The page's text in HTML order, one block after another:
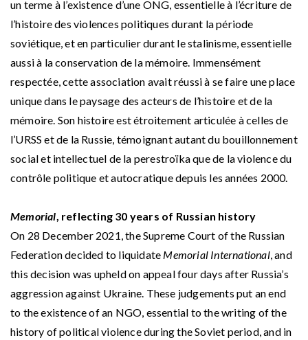
un terme à l’existence d’une ONG, essentielle à l’écriture de
l’histoire des violences politiques durant la période
soviétique, et en particulier durant le stalinisme, essentielle
aussi à la conservation de la mémoire. Immensément
respectée, cette association avait réussi à se faire une place
unique dans le paysage des acteurs de l’histoire et de la
mémoire. Son histoire est étroitement articulée à celles de
l’URSS et de la Russie, témoignant autant du bouillonnement
social et intellectuel de la perestroïka que de la violence du
contrôle politique et autocratique depuis les années 2000.
Memorial , reflecting 30 years of Russian history
On 28 December 2021, the Supreme Court of the Russian
Federation decided to liquidate Memorial International, and
this decision was upheld on appeal four days after Russia’s
aggression against Ukraine. These judgements put an end
to the existence of an NGO, essential to the writing of the
history of political violence during the Soviet period, and in